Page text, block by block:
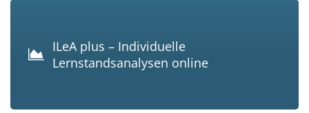
ILeA plus – Individuelle
Lernstandsanalysen online